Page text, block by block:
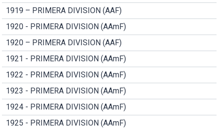
1919 – PRIMERA DIVISION (AAF)
1920 - PRIMERA DIVISION (AAmF)
1920 – PRIMERA DIVISION (AAF)
1921 - PRIMERA DIVISION (AAmF)
1922 - PRIMERA DIVISION (AAmF)
1923 - PRIMERA DIVISION (AAmF)
1924 - PRIMERA DIVISION (AAmF)
1925 - PRIMERA DIVISION (AAmF)